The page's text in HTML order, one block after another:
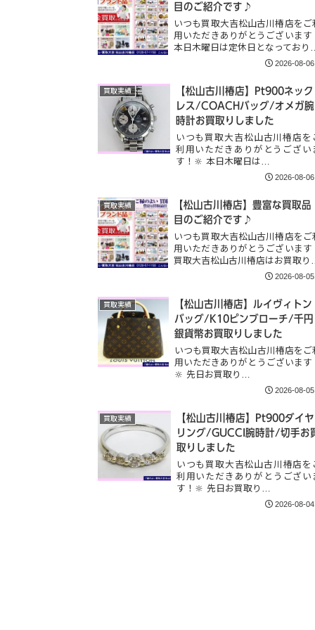
目のご紹介です♪
いつも買取大吉松山古川椿店をご
用いただきありがとうございます
本日木曜日は定休日となっており…
2026-08-06
買取実績
【松山古川椿店】Pt900ネック
レス/COACHバッグ/オメガ腕
時計お買取りしました
いつも買取大吉松山古川椿店を
利用いただきありがとうござい
す！🔆 本日木曜日は…
2026-08-06
買取実績
【松山古川椿店】豊富な買取品
目のご紹介です♪
いつも買取大吉松山古川椿店をご
用いただきありがとうございます
買取大吉松山古川椿店はお買取
2026-08-05
買取実績
【松山古川椿店】ルイヴィトン
バッグ/K10ピンブローチ/千円
銀貨幣お買取りしました
いつも買取大吉松山古川椿店をご
用いただきありがとうございます
🔆 先日お買取り…
2026-08-05
買取実績
【松山古川椿店】Pt900ダイヤ
リング/GUCCI腕時計/切手お
取りしました
いつも買取大吉松山古川椿店を
利用いただきありがとうござい
す！🔆 先日お買取り…
2026-08-04